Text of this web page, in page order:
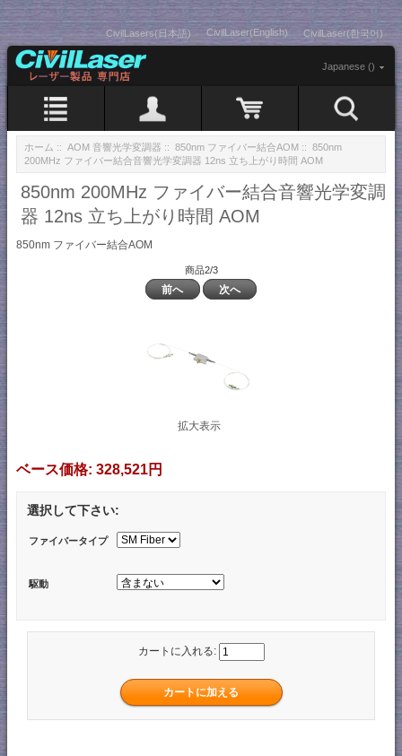
CivilLasers(日本語) CivilLaser(English) CivilLaser(한국어)
Japanese ()
ホーム :: AOM 音響光学変調器 :: 850nm ファイバー結合AOM :: 850nm
200MHz ファイバー結合音響光学変調器 12ns 立ち上がり時間 AOM
850nm 200MHz ファイバー結合音響光学変調
器 12ns 立ち上がり時間 AOM
850nm ファイバー結合AOM
商品2/3
前へ 次へ
拡大表示
ベース価格: 328,521円
選択して下さい:
ファイバータイプ
駆動
カートに入れる: